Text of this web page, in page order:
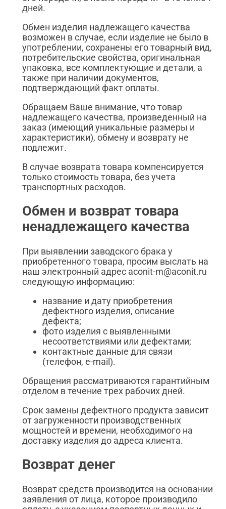
дней.
Обмен изделия надлежащего качества
возможен в случае, если изделие не было в
употреблении, сохранены его товарный вид,
потребительские свойства, оригинальная
упаковка, все комплектующие и детали, а
также при наличии документов,
подтверждающий факт оплаты.
Обращаем Ваше внимание, что товар
надлежащего качества, произведенный на
заказ (имеющий уникальные размеры и
характеристики), обмену и возврату не
подлежит.
В случае возврата товара компенсируется
только стоимость товара, без учета
транспортных расходов.
Обмен и возврат товара
ненадлежащего качества
При выявлении заводского брака у
приобретенного товара, просим выслать на
наш электронный адрес aconit-m@aconit.ru
следующую информацию:
название и дату приобретения
дефектного изделия, описание
дефекта;
фото изделия с выявленными
несоответствиями или дефектами;
контактные данные для связи
(телефон, e-mail).
Обращения рассматриваются гарантийным
отделом в течение трех рабочих дней.
Срок замены дефектного продукта зависит
от загруженности производственных
мощностей и времени, необходимого на
доставку изделия до адреса клиента.
Возврат денег
Возврат средств производится на основании
заявления от лица, которое производило